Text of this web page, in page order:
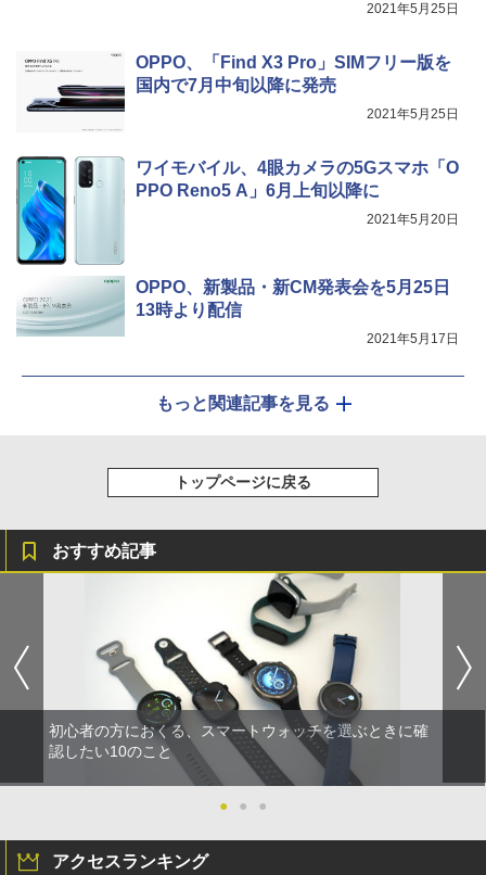
2021年5月25日
OPPO、「Find X3 Pro」SIMフリー版を
国内で7月中旬以降に発売
2021年5月25日
ワイモバイル、4眼カメラの5Gスマホ「O
PPO Reno5 A」6月上旬以降に
2021年5月20日
OPPO、新製品・新CM発表会を5月25日
13時より配信
2021年5月17日
もっと関連記事を見る
トップページに戻る
おすすめ記事
初心者の方におくる、スマートウォッチを選ぶときに確
認したい10のこと
● ● ●
アクセスランキング